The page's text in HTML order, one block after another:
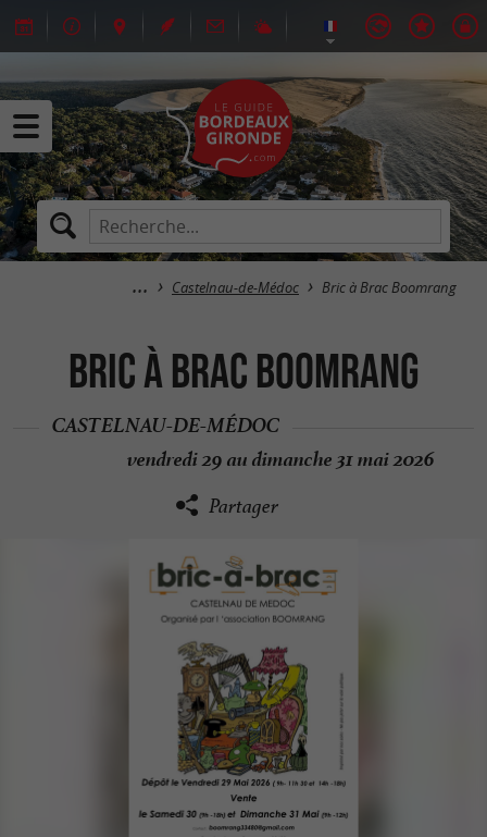
Castelnau-de-Médoc Bric à Brac Boomrang
Bric à Brac Boomrang
CASTELNAU-DE-MÉDOC
vendredi 29 au dimanche 31 mai 2026
Partager